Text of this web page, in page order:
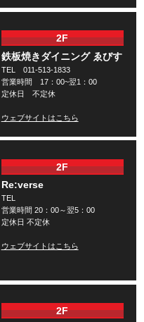
2F
鉄板焼きダイニング ゑびす
TEL 011-513-1833
営業時間 17：00~翌1：00
定休日 不定休
ウェブサイトはこちら
2F
Re:verse
TEL
営業時間 20：00～翌5：00
定休日 不定休
ウェブサイトはこちら
2F